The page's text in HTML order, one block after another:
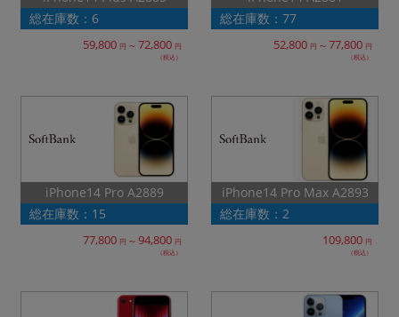
総在庫数：6
59,800 円 ～ 72,800 円
（税込）
総在庫数：77
52,800 円 ～ 77,800 円
（税込）
iPhone14 Pro A2889
総在庫数：15
77,800 円 ～ 94,800 円
（税込）
iPhone14 Pro Max A2893
総在庫数：2
109,800 円
（税込）